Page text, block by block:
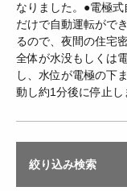
なりました。●電極
だけで自動運転がで
るので、夜間の住宅
全体が水没もしくは
し、水位が電極の下
動し約1分後に停止し
絞り込み検索